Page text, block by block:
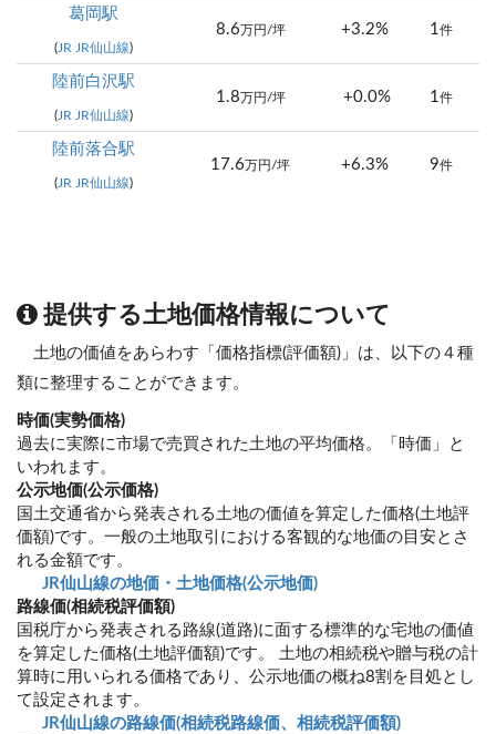
葛岡駅
(JR JR仙山線)
8.6万円/坪 +3.2% 1件
陸前白沢駅
(JR JR仙山線)
1.8万円/坪 +0.0% 1件
陸前落合駅
(JR JR仙山線)
17.6万円/坪 +6.3% 9件
提供する土地価格情報について
土地の価値をあらわす「価格指標(評価額)」は、以下の４種
類に整理することができます。
時価(実勢価格)
過去に実際に市場で売買された土地の平均価格。「時価」と
いわれます。
公示地価(公示価格)
国土交通省から発表される土地の価値を算定した価格(土地評
価額)です。一般の土地取引における客観的な地価の目安とさ
れる金額です。
JR仙山線の地価・土地価格(公示地価)
路線価(相続税評価額)
国税庁から発表される路線(道路)に面する標準的な宅地の価値
を算定した価格(土地評価額)です。 土地の相続税や贈与税の計
算時に用いられる価格であり、公示地価の概ね8割を目処とし
て設定されます。
JR仙山線の路線価(相続税路線価、相続税評価額)